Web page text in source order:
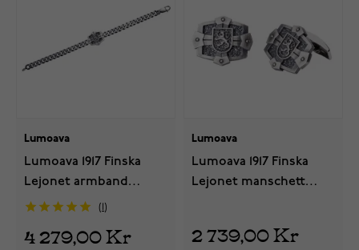
Lumoava
Lumoava 1917 Finska
Lejonet armband
L53209000000
4 279,00 Kr
Lumoava
Lumoava 1917 Finska
Lejonet manschett
2 739,00 Kr